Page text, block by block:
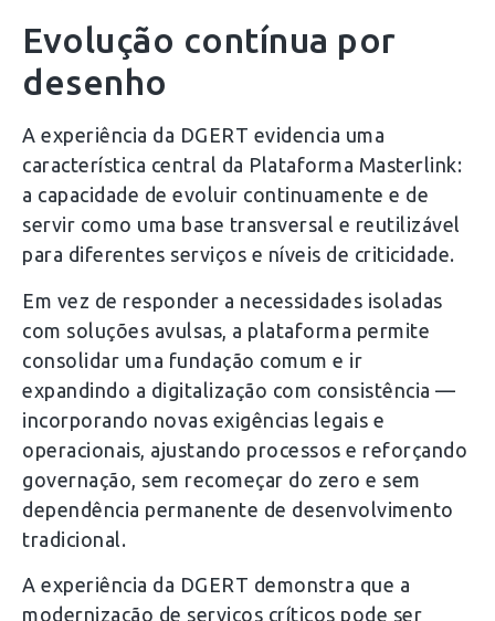
Evolução contínua por
desenho
A experiência da DGERT evidencia uma
característica central da Plataforma Masterlink:
a capacidade de evoluir continuamente e de
servir como uma base transversal e reutilizável
para diferentes serviços e níveis de criticidade.
Em vez de responder a necessidades isoladas
com soluções avulsas, a plataforma permite
consolidar uma fundação comum e ir
expandindo a digitalização com consistência —
incorporando novas exigências legais e
operacionais, ajustando processos e reforçando
governação, sem recomeçar do zero e sem
dependência permanente de desenvolvimento
tradicional.
A experiência da DGERT demonstra que a
modernização de serviços críticos pode ser